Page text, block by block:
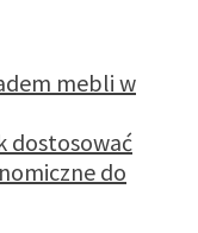
mebli w
dostosować
do